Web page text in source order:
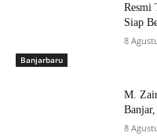
Banjarbaru
Resmi
Siap
8
M.
8